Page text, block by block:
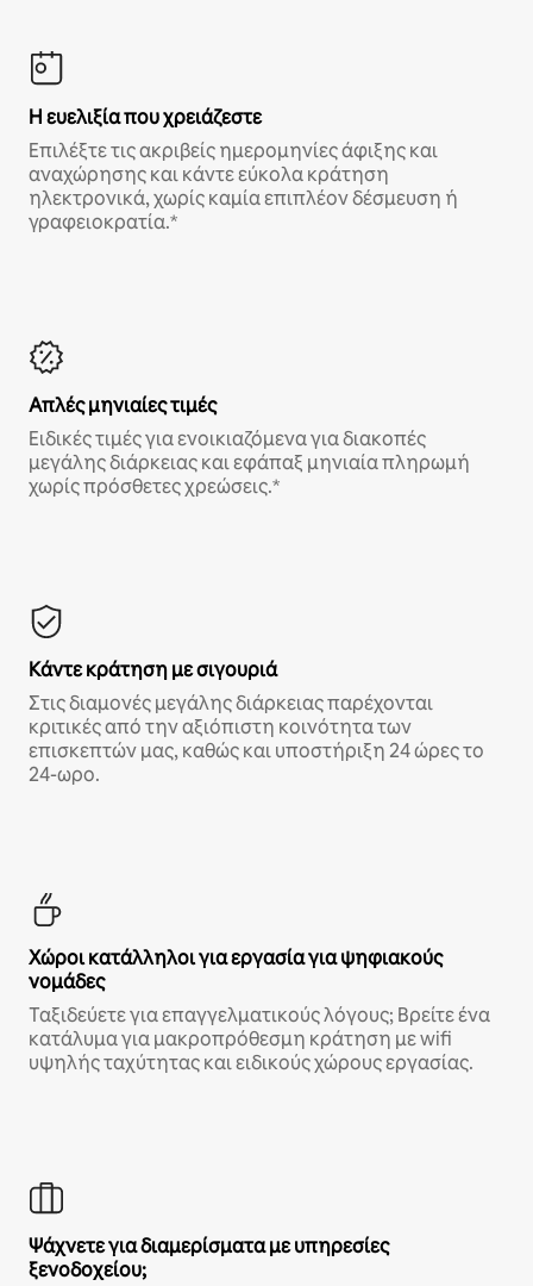
Η ευελιξία που χρειάζεστε
Επιλέξτε τις ακριβείς ημερομηνίες άφιξης και
αναχώρησης και κάντε εύκολα κράτηση
ηλεκτρονικά, χωρίς καμία επιπλέον δέσμευση ή
γραφειοκρατία.*
Απλές μηνιαίες τιμές
Ειδικές τιμές για ενοικιαζόμενα για διακοπές
μεγάλης διάρκειας και εφάπαξ μηνιαία πληρωμή
χωρίς πρόσθετες χρεώσεις.*
Κάντε κράτηση με σιγουριά
Στις διαμονές μεγάλης διάρκειας παρέχονται
κριτικές από την αξιόπιστη κοινότητα των
επισκεπτών μας, καθώς και υποστήριξη 24 ώρες το
24-ωρο.
Χώροι κατάλληλοι για εργασία για ψηφιακούς
νομάδες
Ταξιδεύετε για επαγγελματικούς λόγους; Βρείτε ένα
κατάλυμα για μακροπρόθεσμη κράτηση με wifi
υψηλής ταχύτητας και ειδικούς χώρους εργασίας.
Ψάχνετε για διαμερίσματα με υπηρεσίες
ξενοδοχείου;